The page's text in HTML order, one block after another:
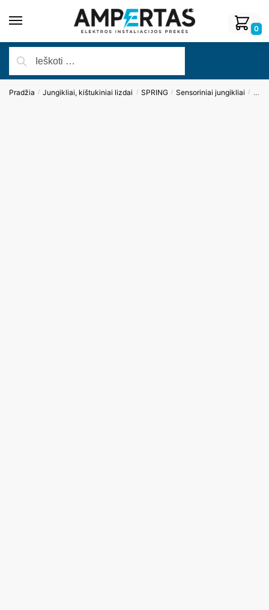
0
Pradžia / Jungikliai, kištukiniai lizdai / SPRING / Sensoriniai jungikliai /